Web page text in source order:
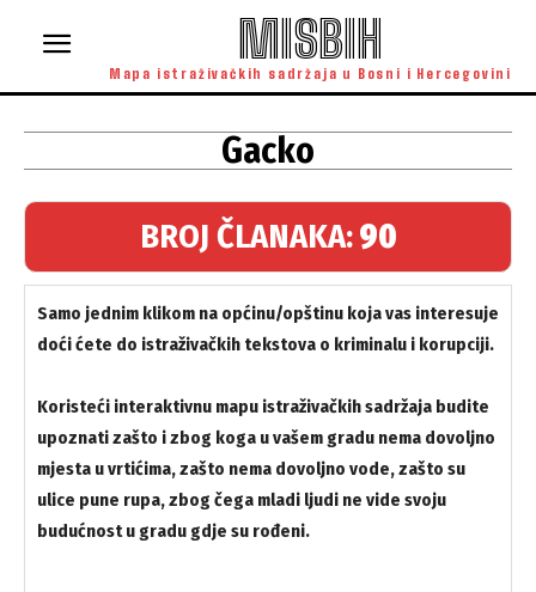
MISBIH
Mapa istraživačkih sadržaja u Bosni i Hercegovini
Gacko
BROJ ČLANAKA:90
Samo jednim klikom na općinu/opštinu koja vas interesuje
doći ćete do istraživačkih tekstova o kriminalu i korupciji.
Koristeći interaktivnu mapu istraživačkih sadržaja budite
upoznati zašto i zbog koga u vašem gradu nema dovoljno
mjesta u vrtićima, zašto nema dovoljno vode, zašto su
ulice pune rupa, zbog čega mladi ljudi ne vide svoju
budućnost u gradu gdje su rođeni.